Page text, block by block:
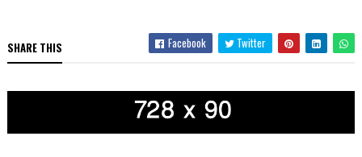
SHARE THIS Facebook Twitter